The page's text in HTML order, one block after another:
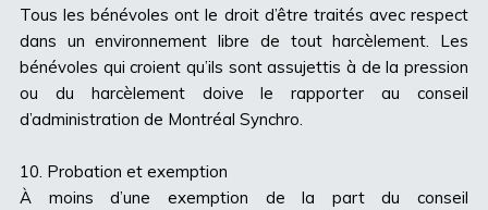
Tous les bénévoles ont le droit d’être traités avec respect
dans un environnement libre de tout harcèlement. Les
bénévoles qui croient qu’ils sont assujettis à de la pression
ou du harcèlement doive le rapporter au conseil
d’administration de Montréal Synchro.
10. Probation et exemption
À moins d’une exemption de la part du conseil